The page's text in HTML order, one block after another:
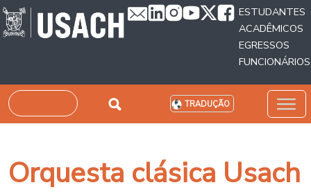
Passar para o conteúdo principal
ESTUDANTES
ACADÊMICOS
EGRESSOS
FUNCIONÁRIOS
Pesquisar TRADUÇÃO
Orquesta clásica Usach